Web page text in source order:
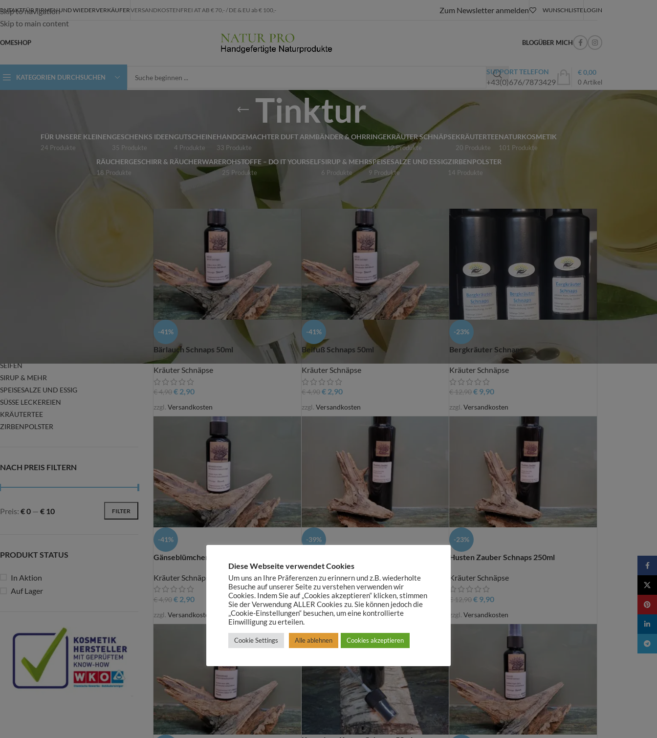
Skip to navigation
Skip to main content
FÜR FIRMEN UND WIEDERVERKÄUFERVERSANDKOSTENFREI AT AB € 70,- / DE & EU ab € 100,- Zum Newsletter anmelden WUNSCHLISTELOGIN
SHOP BLOGÜBER MICH
KATEGORIEN DURCHSUCHEN
SUPPORT TELEFON
+43(0)676/7873429 0 Artikel
€0,00
Tinktur
FÜR UNSERE KLEINEN
24 Produkte
GESCHENKS IDEEN
35 Produkte
GUTSCHEINE
4 Produkte
HANDGEMACHTER DUFT ARMBÄNDER & OHRRINGE
33 Produkte
KRÄUTER SCHNÄPSE
12 Produkte
KRÄUTERTEE
20 Produkte
NATURKOSMETIK
101 Produkte
RÄUCHERGESCHIRR & RÄUCHERWARE
18 Produkte
ROHSTOFFE – DO IT YOURSELF
25 Produkte
SIRUP & MEHR
6 Produkte
SPEISESALZE UND ESSIG
9 Produkte
ZIRBENPOLSTER
14 Produkte
SEIFEN
SIRUP & MEHR
SPEISESALZE UND ESSIG
SÜSSE LECKEREIEN
KRÄUTERTEE
ZIRBENPOLSTER
NACH PREIS FILTERN
FILTER
Preis: € 0 — € 10
PRODUKT STATUS
In Aktion
Auf Lager
Produkte verschlagwortet mit „Tinktur“ Show
-41%
Bärlauch Schnaps 50ml
Kräuter Schnäpse
€4,90€2,90
zzgl. Versandkosten
-41%
Beifuß Schnaps 50ml
Kräuter Schnäpse
€4,90€2,90
zzgl. Versandkosten
-23%
Bergkräuter Schnaps
Kräuter Schnäpse
€12,90€ 9,90
zzgl.Versandkosten
-41%
Gänseblümchen Schnaps 50ml
Kräuter Schnäpse
€4,90€2,90
zzgl. Versandkosten
-39%
Kräuter Schnäpse
€12,90€ 7,90
zzgl.Versandkosten
-23%
Husten Zauber Schnaps 250ml
Kräuter Schnäpse
€12,90€ 9,90
zzgl.Versandkosten
Diese Webseite verwendet Cookies
Um uns an Ihre Präferenzen zu erinnern und z.B. wiederholte
Besuche auf unserer Seite zu verstehen verwenden wir
Cookies. Indem Sie auf „Cookies akzeptieren“ klicken, stimmen
Sie der Verwendung ALLER Cookies zu. Sie können jedoch die
„Cookie-Einstellungen“ besuchen, um eine kontrollierte
Einwilligung zu erteilen.
Cookie Settings Alle ablehnen Cookies akzeptieren